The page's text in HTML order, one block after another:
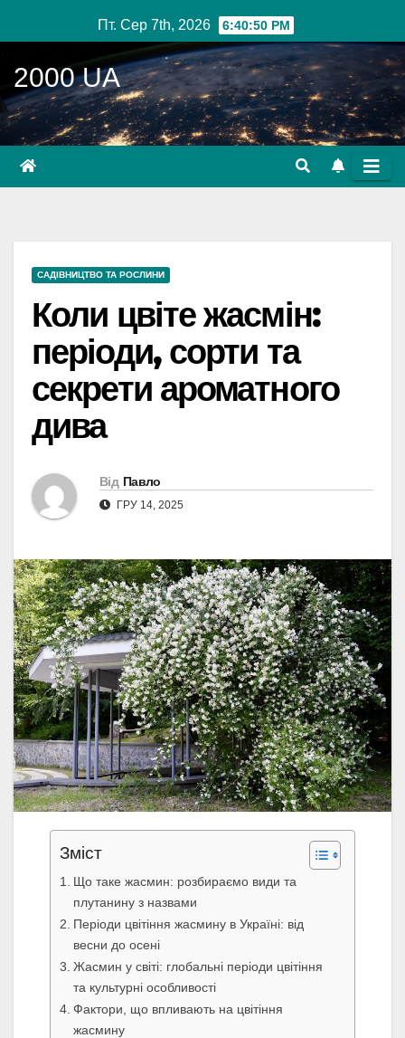
до
вмісту
Пт. Сер 7th, 2026 6:40:52 PM
2000 UA
САДІВНИЦТВО ТА РОСЛИНИ
Коли цвіте жасмін:
періоди, сорти та
секрети ароматного
дива
Від Павло
ГРУ 14, 2025
Зміст
Що таке жасмин: розбираємо види та
плутанину з назвами
Періоди цвітіння жасмину в Україні: від
весни до осені
Жасмин у світі: глобальні періоди цвітіння
та культурні особливості
Фактори, що впливають на цвітіння
жасмину